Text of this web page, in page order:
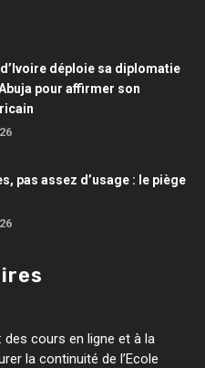
d’Ivoire déploie sa diplomatie
pour affirmer son
pas assez d’usage : le piège
des cours en ligne et à la
la continuité de l’Ecole